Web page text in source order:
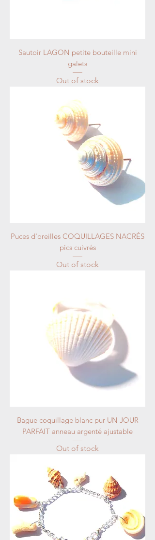
Sautoir LAGON petite bouteille mini
galets
Out of stock
Puces d'oreilles COQUILLAGES NACRÉS
pics cuivrés
Out of stock
Bague coquillage blanc pur UN JOUR
PARFAIT anneau argenté ajustable
Out of stock